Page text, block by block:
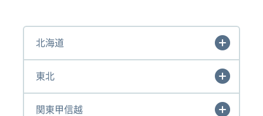
北海道
東北
関東甲信越